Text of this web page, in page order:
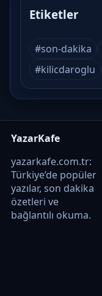
Etiketler
#son-dakika
#kilicdaroglu
YazarKafe
yazarkafe.com.tr:
Türkiye’de popüler
yazılar, son dakika
özetleri ve
bağlantılı okuma.